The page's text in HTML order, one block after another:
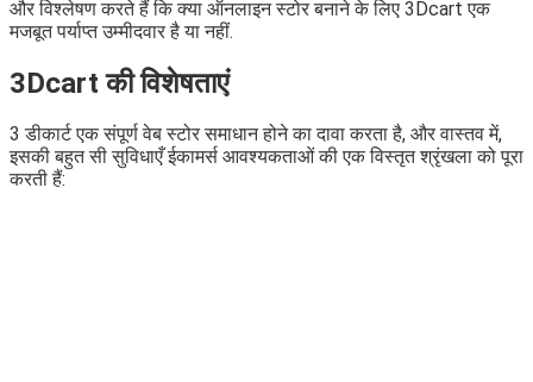
और विश्लेषण करते हैं कि क्या ऑनलाइन स्टोर बनाने के लिए 3Dcart एक
मजबूत पर्याप्त उम्मीदवार है या नहीं.
3Dcart की विशेषताएं
3 डीकार्ट एक संपूर्ण वेब स्टोर समाधान होने का दावा करता है, और वास्तव में,
इसकी बहुत सी सुविधाएँ ईकामर्स आवश्यकताओं की एक विस्तृत श्रृंखला को पूरा
करती हैं: